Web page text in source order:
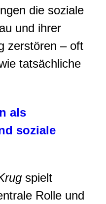
die soziale
und ihrer
zerstören – oft
tatsächliche
als
soziale
spielt
Rolle und